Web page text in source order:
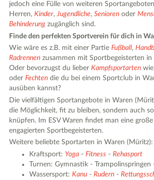
jedoch eine Fülle von weiteren
Herren,Kinder,Jugendliche,Senioren oder
Behinderung zugänglich sind.
Finde den perfekten Sportverein für dich in
Wie wäre es z.B. mit einer PartieFußball,
Radrennen zusammen mit Sportbegeisterten
Oder bevorzugst du lieberKampfsportarten
oderFechten die du bei einem Sportclub in
ausüben kannst?
Die vielfältigen Sportangebote in Waren
die Möglichkeit, fit zu bleiben, sondern auch
knüpfen. Im ESV Waren findet man eine
engagierten Sportbegeisterten.
Weitere beliebte Sportarten in Waren (Müritz):
Kraftsport: Yoga -Fitness -Rehasport
Turnen: Gymnastik - Trampolinspringen
Wassersport:Kanu -Rudern -